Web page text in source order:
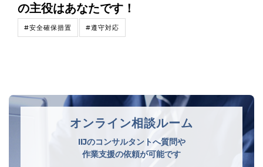
の主役はあなたです！
#安全確保措置 #遵守対応
オンライン相談ルーム
IIJのコンサルタントへ質問や
作業支援の依頼が可能です